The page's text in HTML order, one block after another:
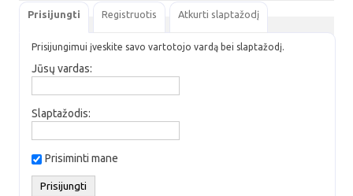
Prisijungti Registruotis Atkurti slaptažodį
Prisijungimui įveskite savo vartotojo vardą bei slaptažodį.
Jūsų vardas:
Slaptažodis:
Prisiminti mane